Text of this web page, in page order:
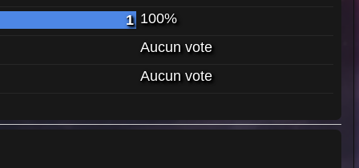
1 100%
Aucun vote
Aucun vote